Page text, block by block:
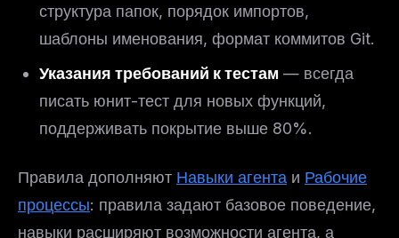
структура папок, порядок импортов,
шаблоны именования, формат коммитов Git.
Указания требований к тестам — всегда
писать юнит-тест для новых функций,
поддерживать покрытие выше 80%.
Правила дополняют Навыки агента и Рабочие
процессы: правила задают базовое поведение,
навыки расширяют возможности агента, а